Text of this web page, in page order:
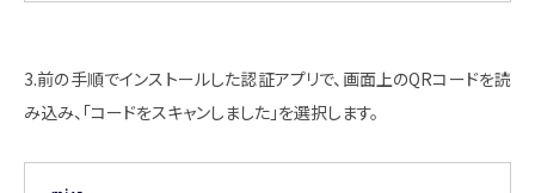
3.前の手順でインストールした認証アプリで、画面上のQRコードを読
み込み、「コードをスキャンしました」を選択します。